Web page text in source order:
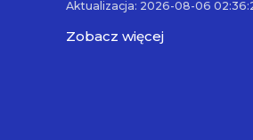
Aktualizacja: 2026-08-06
Zobacz więcej